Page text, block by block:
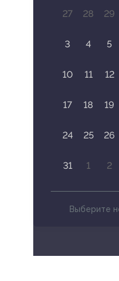
27 28 29
3 4 5
10 11 12
17 18 19
24 25 26
31 1 2
Выберите